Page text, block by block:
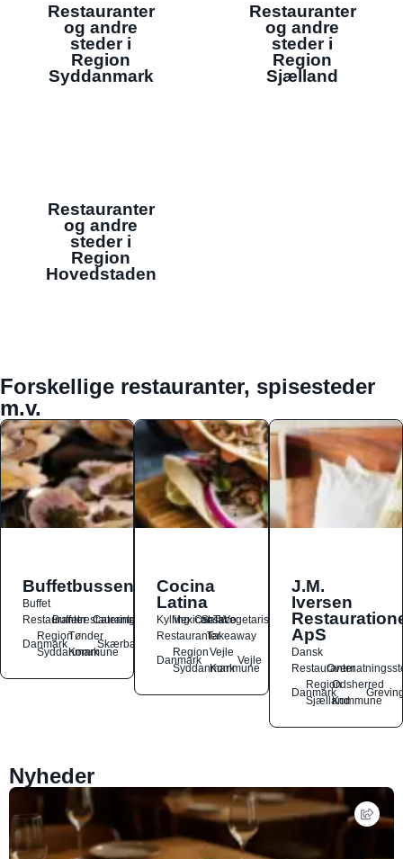
Restauranter
og andre
steder i
Region
Syddanmark
Restauranter
og andre
steder i
Region
Sjælland
Restauranter
og andre
steder i
Region
Hovedstaden
Forskellige restauranter, spisesteder
m.v.
Buffetbussen
Buffet
Restauranter
Buffetrestauranter
Catering
Danmark
Region
Syddanmark
Tønder
Kommune
Skærbæk
Cocina
Latina
Kylling
Mexicansk
OstSalat
TacoVegetarisk
RestauranterTakeaway
Danmark
Region
Syddanmark
Vejle
Kommune
Vejle
J.M.
Iversen
ApS
Dansk
Restauranter
Danmark
Region
Sjælland
Odsherred
Kommune
Nyheder